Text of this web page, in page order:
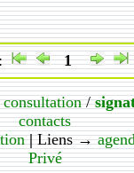
: 1
consultation/
contacts
|Liens →
Privé